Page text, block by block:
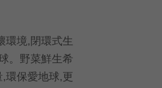
環境,閉環式生
。野菜鮮生希
環保愛地球,更